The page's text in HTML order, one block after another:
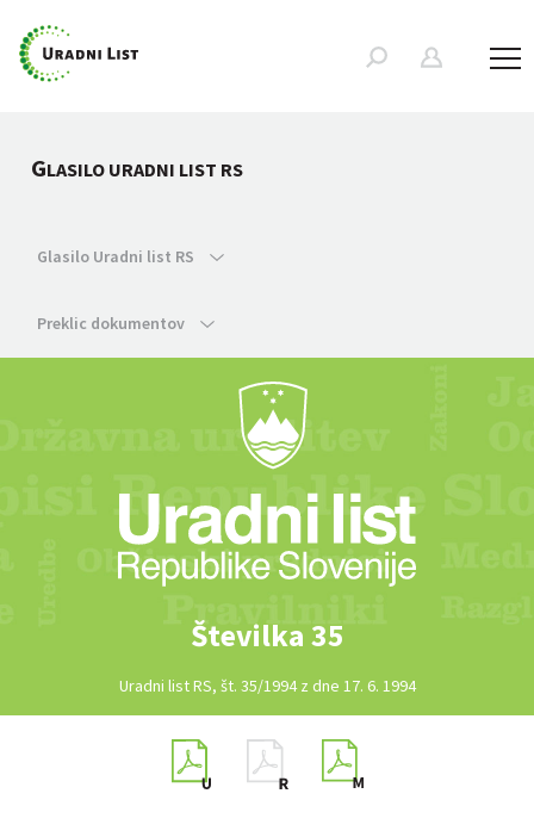
GLASILO URADNI LIST RS
Glasilo Uradni list RS
Preklic dokumentov
Številka 35
Uradni list RS, št. 35/1994 z dne 17. 6. 1994